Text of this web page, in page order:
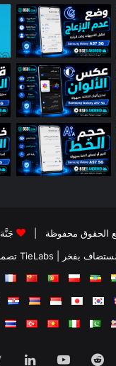
تصميمه من قِبل TieLabs
TwitterLinkedInYouTube